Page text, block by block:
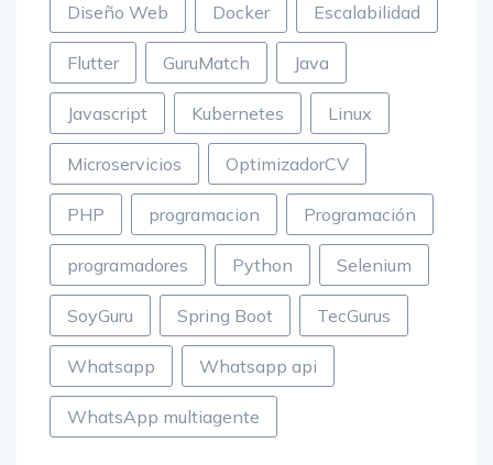
Diseño Web Docker Escalabilidad
Flutter GuruMatch Java
Javascript Kubernetes Linux
Microservicios OptimizadorCV
PHP programacion Programación
programadores Python Selenium
SoyGuru Spring Boot TecGurus
Whatsapp Whatsapp api
WhatsApp multiagente